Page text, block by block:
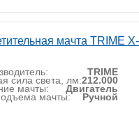
мачта TRIME
TRIME
сила света, лм:212.000
мачты: Двигатель
мачты: Ручной